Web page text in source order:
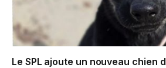
Le SPL ajoute un nouveau chien